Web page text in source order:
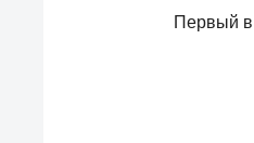
Первый в